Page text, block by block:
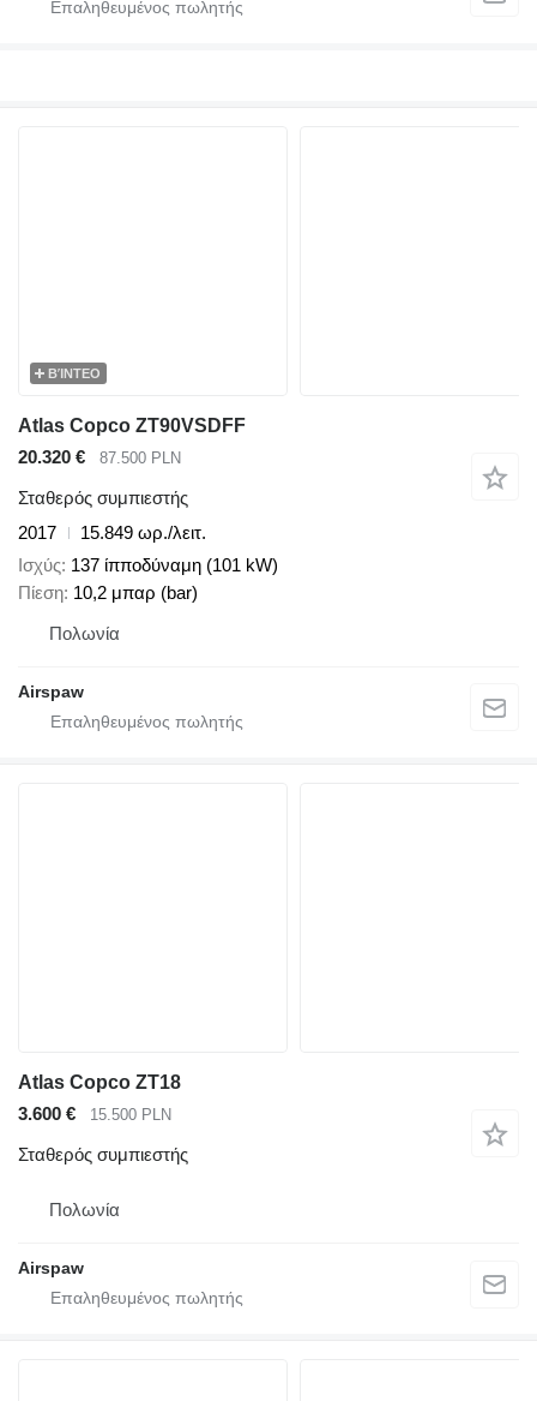
ΒΊΝΤΕΟ
Atlas Copco ZT90VSDFF
20.320 €
87.500 PLN
Σταθερός συμπιεστής
2017
15.849 ωρ./λειτ.
Ισχύς 137 ίπποδύναμη (101 kW)
Πίεση 10,2 μπαρ (bar)
Πολωνία
Airspaw
Atlas Copco ZT18
3.600 €
15.500 PLN
Σταθερός συμπιεστής
Πολωνία
Airspaw